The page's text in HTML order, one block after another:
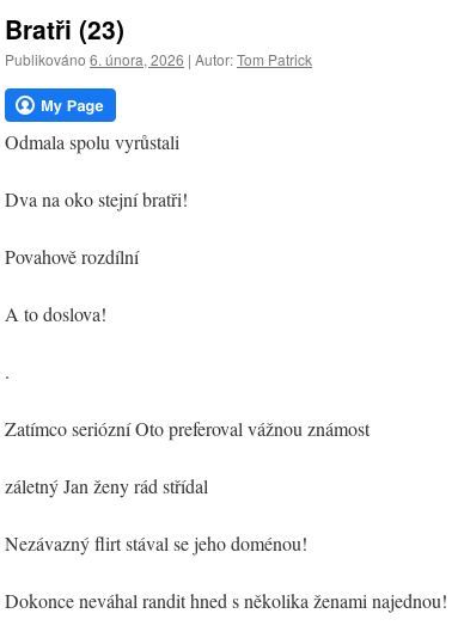
webu
Bratři (23)
Publikováno 6. února, 2026 | Autor:Tom Patrick
Odmala spolu vyrůstali
Dva na oko stejní bratři!
Povahově rozdílní
A to doslova!
.
Zatímco seriózní Oto preferoval vážnou známost
záletný Jan ženy rád střídal
Nezávazný flirt stával se jeho doménou!
Dokonce neváhal randit hned s několika ženami najednou!